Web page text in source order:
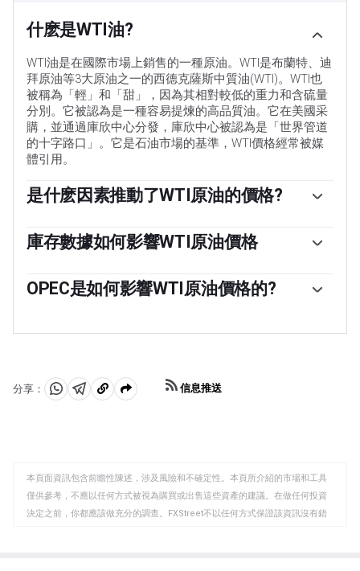
什麽是WTI油?
WTI油是在國際市場上銷售的一種原油。WTI是布蘭特、迪
拜原油等3大原油之一的西德克薩斯中質油(WTI)。WTI也
被稱為「輕」和「甜」，因為其相對較低的重力和含硫量
分別。它被認為是一種容易提煉的高品質油。它在美國采
購，並通過庫欣中心分發，庫欣中心被認為是「世界管道
的十字路口」。它是石油市場的基準，WTI價格經常被媒
體引用。
是什麽因素推動了WTI原油的價格?
素。因此，全球增長可以成為需求增長的驅動力，反之亦
然，導致全球增長疲軟。政治不穩定、戰爭和製裁可能會
(OPEC)的決定是油價的另一個關鍵驅動因素。美元的價值
庫存數據如何影響WTI原油價格
報告影響著WTI原油的價格。庫存的變化反映了供需的波
動。如果數據顯示庫存下降，則可能表明需求增加，從而
空氣汙染指數的報告每周二發布，環境影響評估報告於周
個政府機構。
OPEC是如何影響WTI原油價格的?
織，每年舉行兩次會議，共同決定成員國的生產配額。他
它會產生相反的效果。「OPEC+」指的是一個擴大後的組
織，新增了10個非OPEC成員國，其中最引人註目的是俄
分享：
分 分 複
板
信息推送
本頁面資訊包含前瞻性陳述，涉及風險和不確定性。本頁所介紹的市場和工具
僅供參考，不應以任何方式被視為購買或出售這些資產的建議。在做任何投資
決定之前，你都應該做充分的調查。FXStreet不以任何方式保證該資訊沒有錯